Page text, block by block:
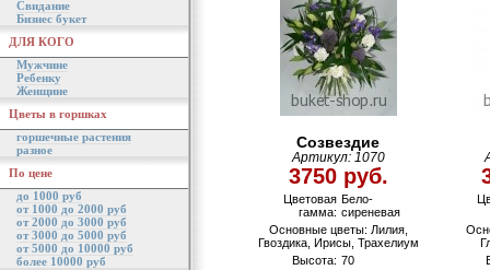
Свидание
Бизнес букет
ДЛЯ КОГО
Мужчине
Ребенку
Женщине
Цветы в горшках
горшечные растения
разное
По цене
до 1000 руб
от 1000 до 2000 руб
от 2000 до 3000 руб
от 3000 до 5000 руб
от 5000 до 10000 руб
более 10000 руб
Созвездие
Артикул: 1070
3750 руб.
Цветовая
гамма:
Бело-
сиреневая
Основные цветы: Лилия,
Гвоздика, Ирисы, Трахелиум
Высота: 70